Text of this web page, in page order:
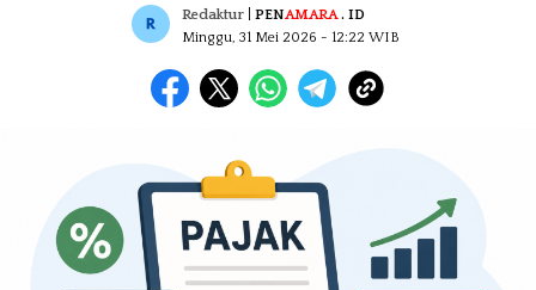
Redaktur PENAMARA. ID
Minggu, 31 Mei 2026 - 12:22 WIB